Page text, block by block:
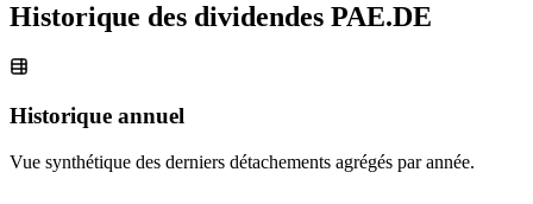
Historique des dividendes PAE.DE
Historique annuel
Vue synthétique des derniers détachements agrégés par année.